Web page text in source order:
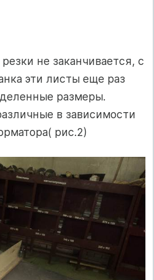
не заканчивается, с
эти листы еще раз
размеры.
в зависимости
рис.2)